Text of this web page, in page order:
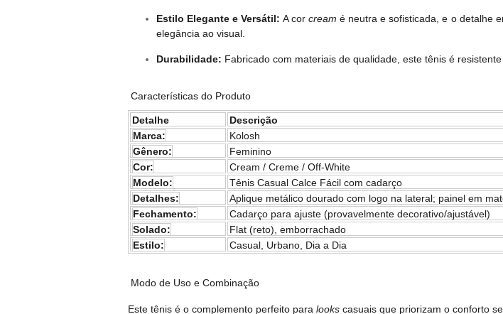
Estilo Elegante e Versátil: A cor cream é neutra e sofisticada, e o detalhe
elegância ao visual.
Durabilidade: Fabricado com materiais de qualidade, este tênis é
Características do Produto
Detalhe
Descrição
Marca:
Kolosh
Gênero:
Feminino
Cor:
Cream / Creme / Off-White
Modelo:
Tênis Casual Calce Fácil com cadarço
Detalhes:
Aplique metálico dourado com logo na lateral; painel em
Fechamento:
Cadarço para ajuste (provavelmente decorativo/ajustável)
Solado:
Flat (reto), emborrachado
Estilo:
Casual, Urbano, Dia a Dia
Modo de Uso e Combinação
Este tênis é o complemento perfeito para looks casuais que priorizam o conforto